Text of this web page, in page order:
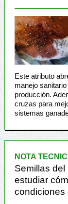
Este atributo
manejo
producción.
cruzas para
sistemas
NOTA
Semillas del
estudiar
condiciones